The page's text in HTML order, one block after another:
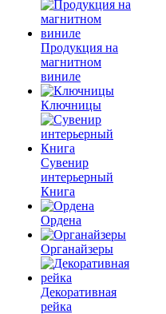
Продукция на
магнитном
виниле
Ключницы
Сувенир
интерьерный
Книга
Ордена
Органайзеры
Декоративная
рейка